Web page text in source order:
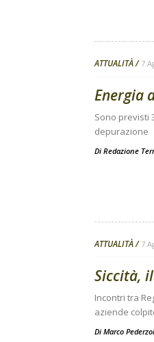
ATTUALITÀ 7
Energia
Sono previsti
depurazione
Di Redazione
ATTUALITÀ 7
Siccità,
Incontri tra
aziende
Di Marco